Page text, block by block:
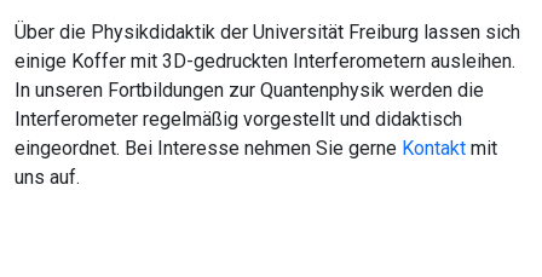
Über die Physikdidaktik der Universität Freiburg lassen sich
einige Koffer mit 3D-gedruckten Interferometern ausleihen.
In unseren Fortbildungen zur Quantenphysik werden die
Interferometer regelmäßig vorgestellt und didaktisch
eingeordnet. Bei Interesse nehmen Sie gerne Kontakt mit
uns auf.